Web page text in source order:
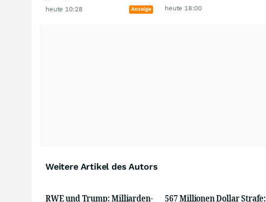
heute 10:28 Anzeige heute 18:00
Weitere Artikel des Autors
RWE und Trump: Milliarden-
567 Millionen Dollar Strafe: